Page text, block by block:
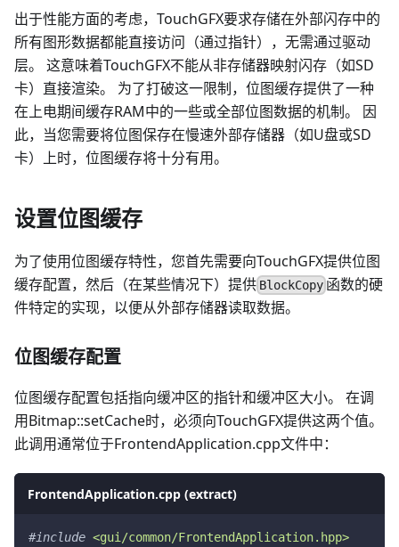
出于性能方面的考虑，TouchGFX要求存储在外部闪存中的
所有图形数据都能直接访问（通过指针），无需通过驱动
层。 这意味着TouchGFX不能从非存储器映射闪存（如SD
卡）直接渲染。 为了打破这一限制，位图缓存提供了一种
在上电期间缓存RAM中的一些或全部位图数据的机制。 因
此，当您需要将位图保存在慢速外部存储器（如U盘或SD
卡）上时，位图缓存将十分有用。
设置位图缓存
为了使用位图缓存特性，您首先需要向TouchGFX提供位图
缓存配置，然后（在某些情况下）提供 BlockCopy 函数的硬
件特定的实现，以便从外部存储器读取数据。
位图缓存配置
位图缓存配置包括指向缓冲区的指针和缓冲区大小。 在调
用Bitmap::setCache时，必须向TouchGFX提供这两个值。
此调用通常位于FrontendApplication.cpp文件中：
FrontendApplication.cpp (extract)
#include <gui/common/FrontendApplication.hpp>